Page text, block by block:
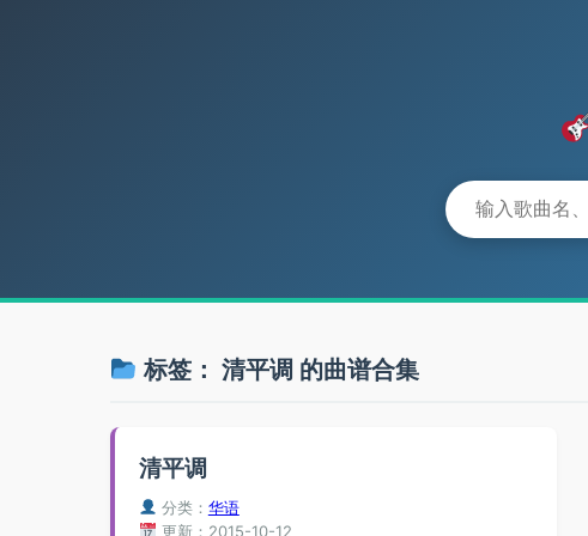
标签： 清平调 的曲谱合集
清平调
分类： 华语
更新：2015-10-12